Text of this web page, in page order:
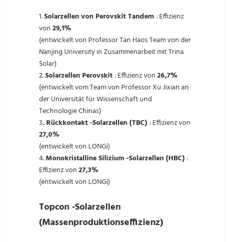
1.Solarzellen von Perovskit Tandem : Effizienz
von29,1%
(entwickelt von Professor Tan Haos Team von der
Nanjing University in Zusammenarbeit mit Trina
Solar)
2.Solarzellen Perovskit : Effizienz von26,7%
(entwickelt vom Team von Professor Xu Jixian an
der Universität für Wissenschaft und
Technologie Chinas)
3..Rückkontakt -Solarzellen (TBC) : Effizienz von
27,0%
(entwickelt von LONGi)
4.Monokristalline Silizium -Solarzellen (HBC) :
Effizienz von27,3%
(entwickelt von LONGi)
Topcon -Solarzellen
(Massenproduktionseffizienz)